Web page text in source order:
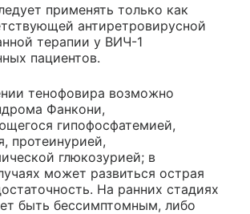
применять только как
антиретровирусной
терапии у ВИЧ-1
пациентов.
тенофовира возможно
Фанкони,
гипофосфатемией,
протеинурией,
глюкозурией; в
может развиться острая
На ранних стадиях
быть бессимптомным, либо